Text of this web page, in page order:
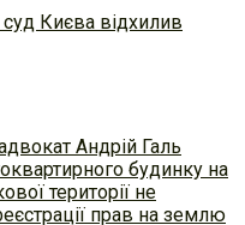
Києва відхилив
Андрій Галь
будинку на
території не
прав на землю